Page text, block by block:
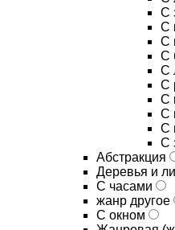
С
С
С
С
С
С
С
С
С
С
Абстракция
Деревья и
С часами
жанр другое
С окном